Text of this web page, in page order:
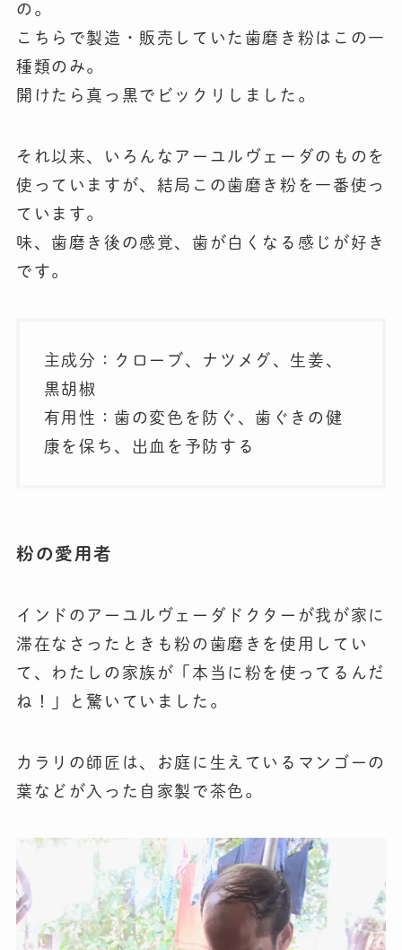
の。
こちらで製造・販売していた歯磨き粉はこの一
種類のみ。
開けたら真っ黒でビックリしました。
それ以来、いろんなアーユルヴェーダのものを
使っていますが、結局この歯磨き粉を一番使っ
ています。
味、歯磨き後の感覚、歯が白くなる感じが好き
です。
主成分：クローブ、ナツメグ、生姜、
黒胡椒
有用性：歯の変色を防ぐ、歯ぐきの健
康を保ち、出血を予防する
粉の愛用者
インドのアーユルヴェーダドクターが我が家に
滞在なさったときも粉の歯磨きを使用してい
て、わたしの家族が「本当に粉を使ってるんだ
ね！」と驚いていました。
カラリの師匠は、お庭に生えているマンゴーの
葉などが入った自家製で茶色。